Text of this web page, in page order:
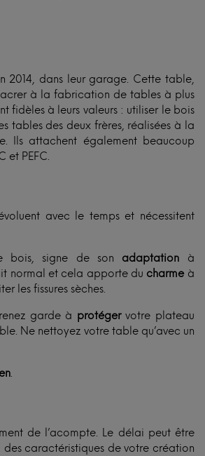
2014, dans leur garage. Cette table,
à la fabrication de tables à plus
fidèles à leurs valeurs : utiliser le bois
tables des deux frères, réalisées à la
Ils attachent également beaucoup
et PEFC.
avec le temps et nécessitent
bois, signe de son adaptation à
normal et cela apporte du charmeà
les fissures sèches.
garde à protégervotre plateau
Ne nettoyez votre table qu’avec un
.
de l’acompte. Le délai peut être
caractéristiques de votre création